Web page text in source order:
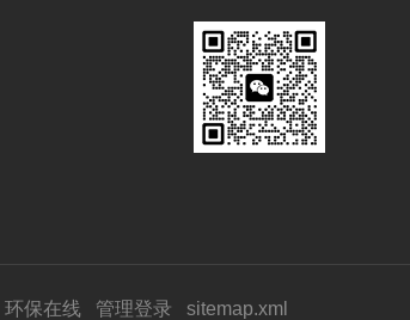
环保在线 管理登录 sitemap.xml